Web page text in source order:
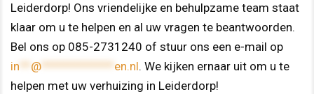
Leiderdorp! Ons vriendelijke en behulpzame team staat
klaar om u te helpen en al uw vragen te beantwoorden.
Bel ons op 085-2731240 of stuur ons een e-mail op
in ** @************* en.nl. We kijken ernaar uit om u te
helpen met uw verhuizing in Leiderdorp!